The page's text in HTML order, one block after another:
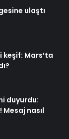
ulaştı
keşif: Mars’ta
duyurdu:
nasıl